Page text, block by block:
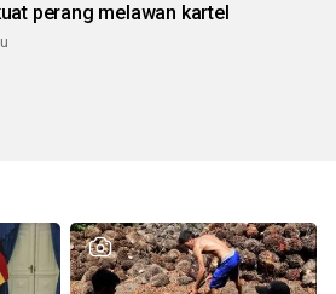
perang melawan kartel